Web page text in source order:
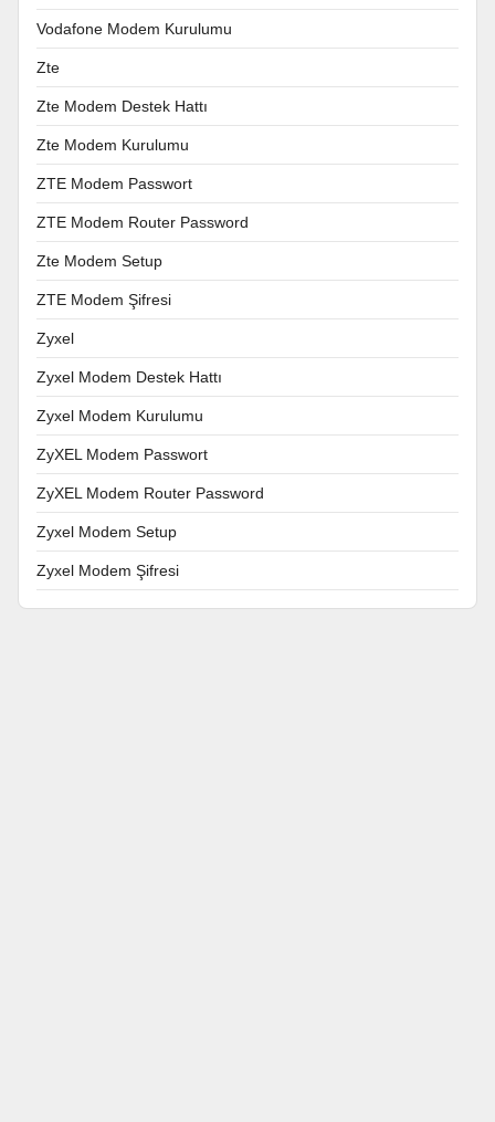
Vodafone Modem Kurulumu
Zte
Zte Modem Destek Hattı
Zte Modem Kurulumu
ZTE Modem Passwort
ZTE Modem Router Password
Zte Modem Setup
ZTE Modem Şifresi
Zyxel
Zyxel Modem Destek Hattı
Zyxel Modem Kurulumu
ZyXEL Modem Passwort
ZyXEL Modem Router Password
Zyxel Modem Setup
Zyxel Modem Şifresi